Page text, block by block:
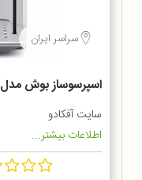
سراسر ایران
اسپرسوساز بوش مدل TIS60321
سایت آفکادو
اطلاعات بیشتر...